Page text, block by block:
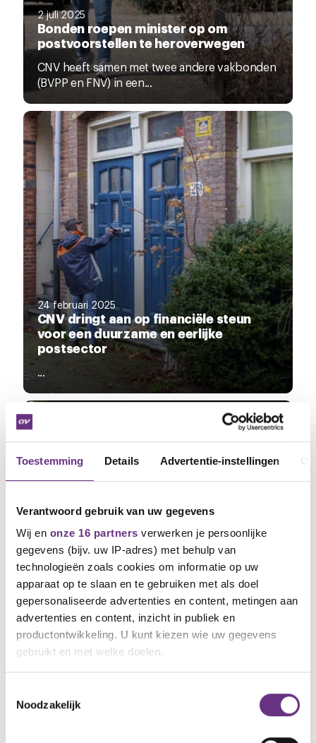
Toestemming Details Advertentie-instellingen
Verantwoord gebruik van uw gegevens
Wij en onze 16 partners verwerken je persoonlijke
gegevens (bijv. uw IP-adres) met behulp van
technologieën zoals cookies om informatie op uw
apparaat op te slaan en te gebruiken met als doel
gepersonaliseerde advertenties en content, metingen aan
advertenties en content, inzicht in publiek en
productontwikkeling. U kunt kiezen wie uw gegevens
gebruikt en met welke doelen.
Informatie verzamelen over uw geografische
Uw apparaat identificeren door het actief te
Noodzakelijk
2 juli 2025
Bonden roepen minister op om
postvoorstellen te heroverwegen
CNV heeft samen met twee andere vakbonden
(BVPP en FNV) in een...
24 februari 2025
CNV dringt aan op financiële steun
voor een duurzame en eerlijke
postsector
...
29 oktober 2024
CNV-leden stemmen in met nieuwe cao
PostNL en cao Zaterdagbestellers
De stemming over het
onderhandelingsresultaat voor de nieuwe